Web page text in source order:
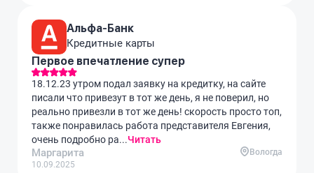
Альфа-Банк
Кредитные карты
Первое впечатление супер
18.12.23 утром подал заявку на кредитку, на сайте
писали что привезут в тот же день, я не поверил, но
реально привезли в тот же день! скорость просто топ,
также понравилась работа представителя Евгения,
очень подробно ра...Читать
Маргарита
10.09.2025
Вологда